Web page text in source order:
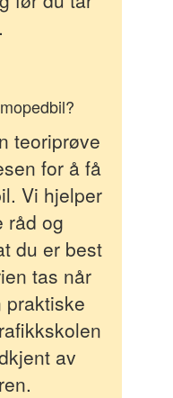
teoriprøve
for å få
Vi hjelper
råd og
du er best
tas når
praktiske
av